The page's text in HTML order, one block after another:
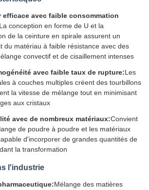
efficace avec faible consommation
La conception en forme de U et la
de la ceinture en spirale assurent un
du matériau à faible résistance avec des
convectif et de cisaillement intenses
avec faible taux de rupture:Les
à couches multiples créent des tourbillons
la vitesse de mélange tout en minimisant
aux cristaux
avec de nombreux matériaux:Convient
de poudre à poudre et les matériaux
d'incorporer de grandes quantités de
la transformation
l'industrie
Mélange des matières